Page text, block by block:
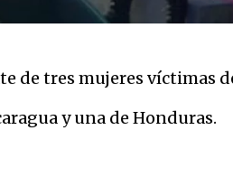
de tres mujeres víctimas
y una de Honduras.